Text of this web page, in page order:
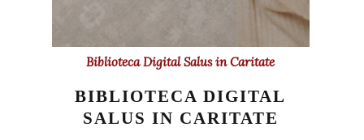
Biblioteca Digital Salus in Caritate
BIBLIOTECA DIGITAL
SALUS IN CARITATE